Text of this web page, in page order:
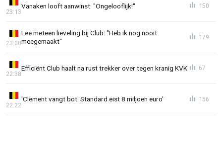
Vanaken looft aanwinst: "Ongelooflijk!"
23:13
150
Lee meteen lieveling bij Club: "Heb ik nog nooit
meegemaakt"
23:00
179
Efficiënt Club haalt na rust trekker over tegen kranig KVK
22:38
67
'Clement vangt bot: Standard eist 8 miljoen euro'
22:22
156